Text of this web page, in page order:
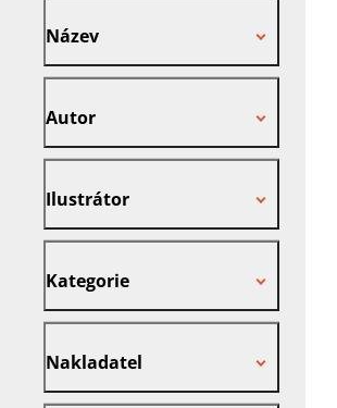
Název
Autor
Ilustrátor
Kategorie
Nakladatel